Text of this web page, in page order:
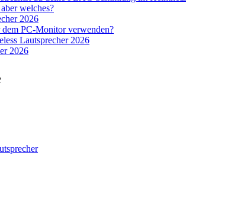
welches?
2026
PC-Monitor verwenden?
Lautsprecher 2026
2026